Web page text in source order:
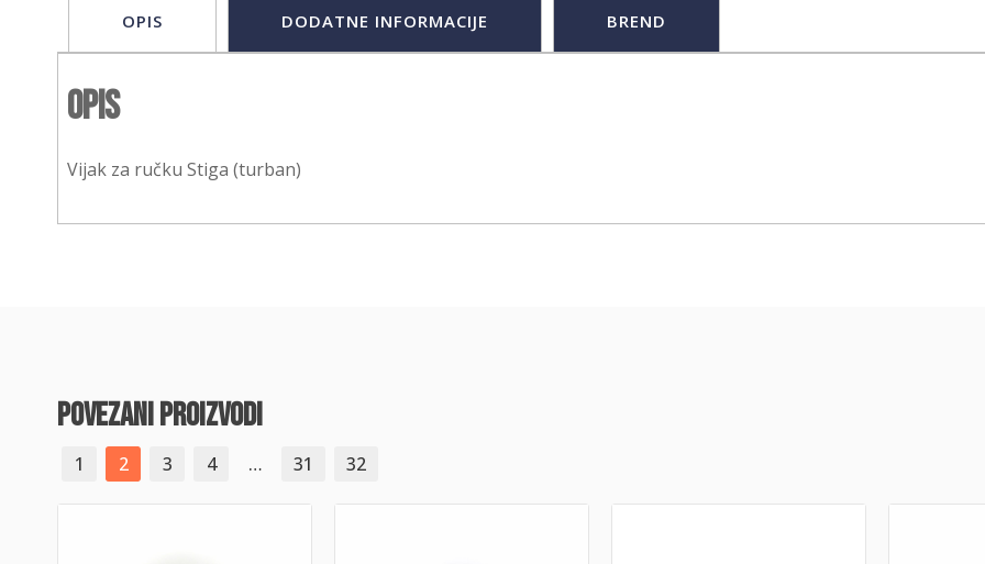
OPIS DODATNE INFORMACIJE BREND
Opis
Vijak za ručku Stiga (turban)
povezani proizvodi
1 2 3 4 … 31 32